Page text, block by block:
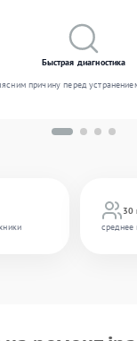
30
среднее
Быстрая диагностика
причину перед